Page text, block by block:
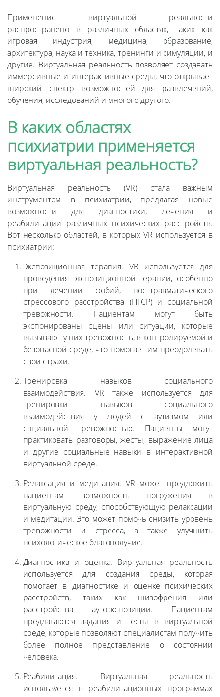
Применение виртуальной реальности
распространено в различных областях, таких как
игровая индустрия, медицина, образование,
архитектура, наука и техника, тренинги и симуляции, и
другие. Виртуальная реальность позволяет создавать
иммерсивные и интерактивные среды, что открывает
широкий спектр возможностей для развлечений,
обучения, исследований и многого другого.
В каких областях
психиатрии применяется
виртуальная реальность?
Виртуальная реальность (VR) стала важным
инструментом в психиатрии, предлагая новые
возможности для диагностики, лечения и
реабилитации различных психических расстройств.
Вот несколько областей, в которых VR используется в
психиатрии:
Экспозиционная терапия. VR используется для
проведения экспозиционной терапии, особенно
при лечении фобий, посттравматического
стрессового расстройства (ПТСР) и социальной
тревожности. Пациентам могут быть
экспонированы сцены или ситуации, которые
вызывают у них тревожность, в контролируемой и
безопасной среде, что помогает им преодолевать
свои страхи.
Тренировка навыков социального
взаимодействия. VR также используется для
тренировки навыков социального
взаимодействия у людей с аутизмом или
социальной тревожностью. Пациенты могут
практиковать разговоры, жесты, выражение лица
и другие социальные навыки в интерактивной
виртуальной среде.
Релаксация и медитация. VR может предложить
пациентам возможность погружения в
виртуальную среду, способствующую релаксации
и медитации. Это может помочь снизить уровень
тревожности и стресса, а также улучшить
психологическое благополучие.
Диагностика и оценка. Виртуальная реальность
используется для создания среды, которая
помогает в диагностике и оценке психических
расстройств, таких как шизофрения или
расстройства аутоэкспозиции. Пациентам
предлагаются задания и тесты в виртуальной
среде, которые позволяют специалистам получить
более полное представление о состоянии
человека.
Реабилитация. Виртуальная реальность
используется в реабилитационных программах